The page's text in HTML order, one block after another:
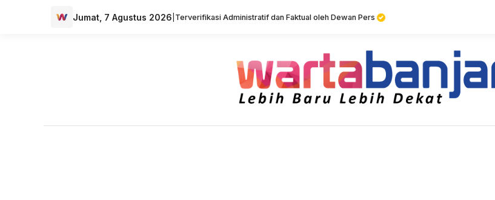
Jumat, 7 Agustus 2026 Terverifikasi Administratif dan Faktual oleh Dewan Pers